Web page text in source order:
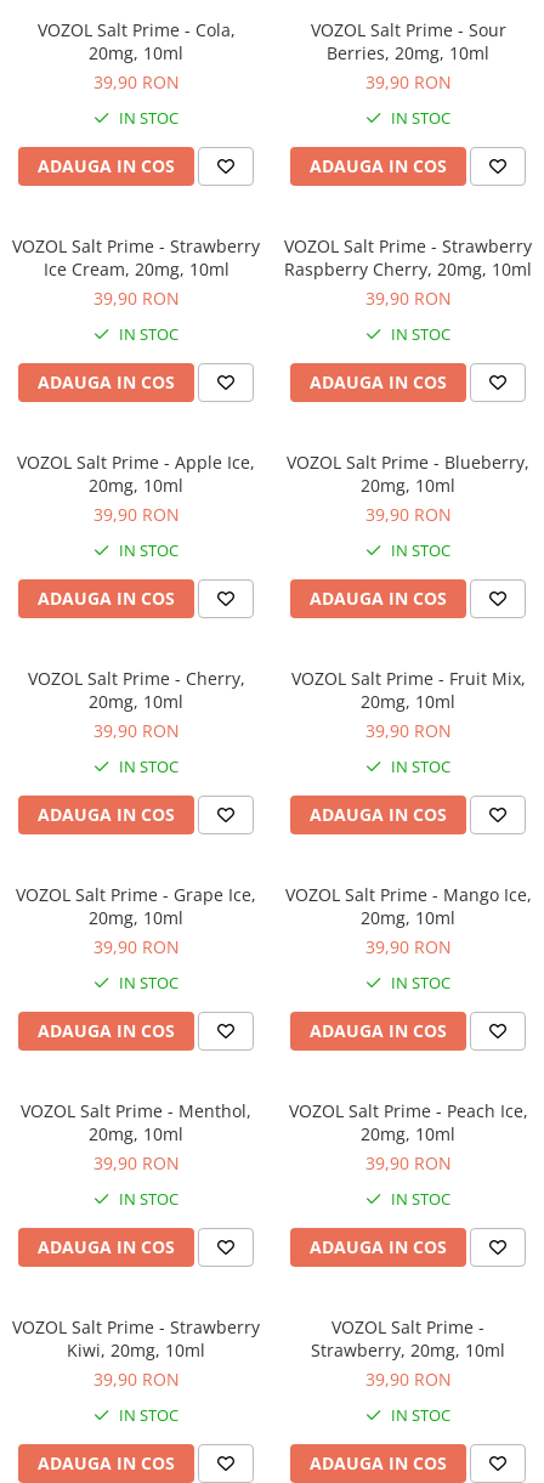
Cartuse Icewave E1
Kit-uri Icewave E1
VAAL Vapebar Pro
VAAL Vapebar Pro 800 Kit-uri
VOZOL Salt Prime - Cola,
20mg, 10ml
39,90 RON
IN STOC
ADAUGA IN COS
VOZOL Salt Prime - Sour
Berries, 20mg, 10ml
39,90 RON
IN STOC
ADAUGA IN COS
VOZOL Salt Prime - Strawberry
Ice Cream, 20mg, 10ml
39,90 RON
IN STOC
ADAUGA IN COS
VOZOL Salt Prime - Strawberry
Raspberry Cherry, 20mg, 10ml
39,90 RON
IN STOC
ADAUGA IN COS
VOZOL Salt Prime - Apple Ice,
20mg, 10ml
39,90 RON
IN STOC
ADAUGA IN COS
VOZOL Salt Prime - Blueberry,
20mg, 10ml
39,90 RON
IN STOC
ADAUGA IN COS
VOZOL Salt Prime - Cherry,
20mg, 10ml
39,90 RON
IN STOC
ADAUGA IN COS
VOZOL Salt Prime - Fruit Mix,
20mg, 10ml
39,90 RON
IN STOC
ADAUGA IN COS
VOZOL Salt Prime - Grape Ice,
20mg, 10ml
39,90 RON
IN STOC
ADAUGA IN COS
VOZOL Salt Prime - Mango Ice,
20mg, 10ml
39,90 RON
IN STOC
ADAUGA IN COS
VOZOL Salt Prime - Menthol,
20mg, 10ml
39,90 RON
IN STOC
ADAUGA IN COS
VOZOL Salt Prime - Peach Ice,
20mg, 10ml
39,90 RON
IN STOC
ADAUGA IN COS
VOZOL Salt Prime - Strawberry
Kiwi, 20mg, 10ml
39,90 RON
IN STOC
ADAUGA IN COS
VOZOL Salt Prime -
Strawberry, 20mg, 10ml
39,90 RON
IN STOC
ADAUGA IN COS